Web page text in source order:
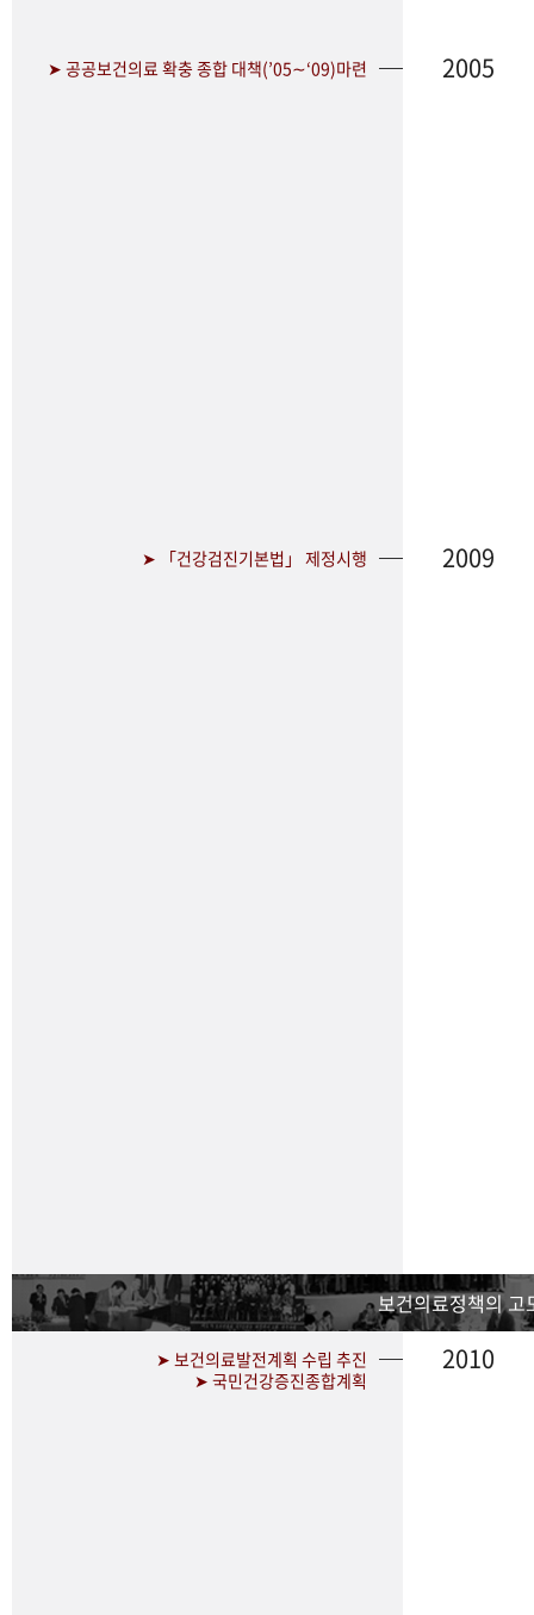
➤ 공공보건의료 확충 종합 대책(’05∼‘09)마련 2005
➤ 「건강검진기본법」 제정시행 2009
보건의료정책의 고
➤ 보건의료발전계획 수립 추진
➤ 국민건강증진종합계획
2010